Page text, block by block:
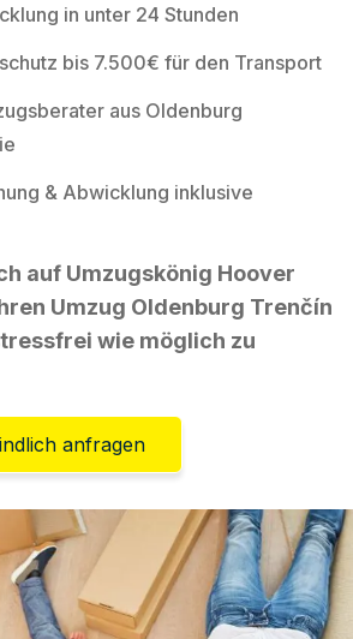
in unter 24 Stunden
bis 7.500€ für den Transport
aus Oldenburg
& Abwicklung inklusive
auf Umzugskönig Hoover
Umzug Oldenburg Trenčín
wie möglich zu
anfragen